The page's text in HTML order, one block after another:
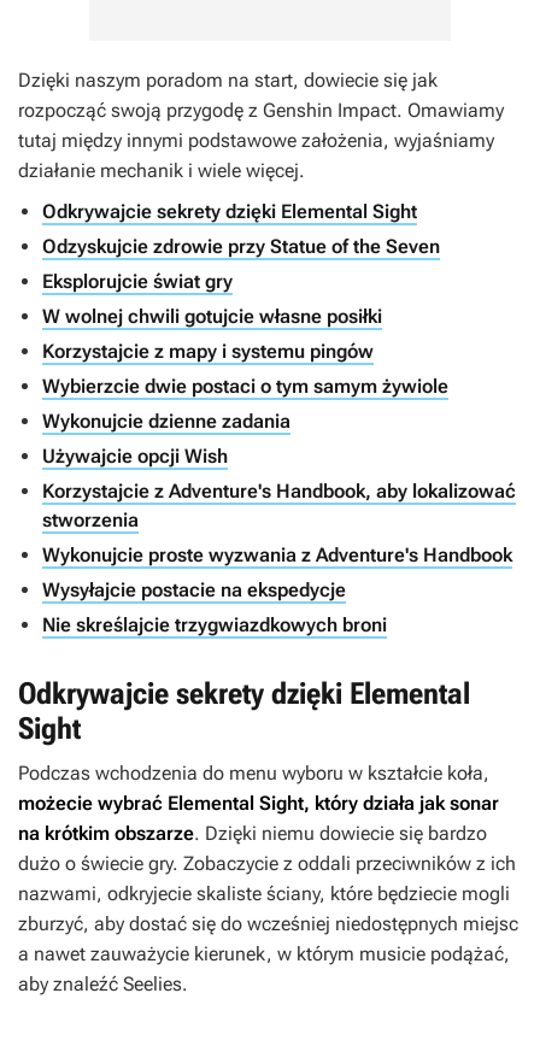
Dzięki naszym poradom na start, dowiecie się jak
rozpocząć swoją przygodę z Genshin Impact. Omawiamy
tutaj między innymi podstawowe założenia, wyjaśniamy
działanie mechanik i wiele więcej.
Odkrywajcie sekrety dzięki Elemental Sight
Odzyskujcie zdrowie przy Statue of the Seven
Eksplorujcie świat gry
W wolnej chwili gotujcie własne posiłki
Korzystajcie z mapy i systemu pingów
Wybierzcie dwie postaci o tym samym żywiole
Wykonujcie dzienne zadania
Używajcie opcji Wish
Korzystajcie z Adventure's Handbook, aby lokalizować
stworzenia
Wykonujcie proste wyzwania z Adventure's Handbook
Wysyłajcie postacie na ekspedycje
Nie skreślajcie trzygwiazdkowych broni
Odkrywajcie sekrety dzięki Elemental
Sight
Podczas wchodzenia do menu wyboru w kształcie koła,
możecie wybrać Elemental Sight, który działa jak sonar
na krótkim obszarze. Dzięki niemu dowiecie się bardzo
dużo o świecie gry. Zobaczycie z oddali przeciwników z ich
nazwami, odkryjecie skaliste ściany, które będziecie mogli
zburzyć, aby dostać się do wcześniej niedostępnych miejsc
a nawet zauważycie kierunek, w którym musicie podążać,
aby znaleźć Seelies.